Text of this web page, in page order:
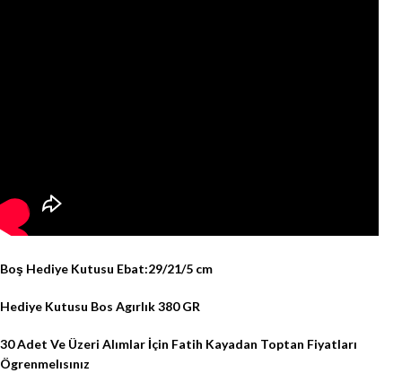
Boş Hediye Kutusu Ebat:29/21/5 cm
Hediye Kutusu Bos Agırlık 380 GR
30 Adet Ve Üzeri Alımlar İçin Fatih Kayadan Toptan Fiyatları
Ögrenmelısınız